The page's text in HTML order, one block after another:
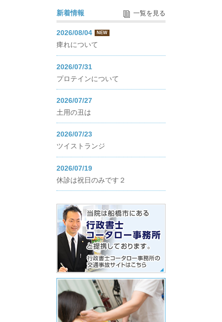
新着情報 一覧を見る
2026/08/04 NEW
痺れについて
2026/07/31
プロテインについて
2026/07/27
土用の丑は
2026/07/23
ツイストランジ
2026/07/19
休診は祝日のみです２